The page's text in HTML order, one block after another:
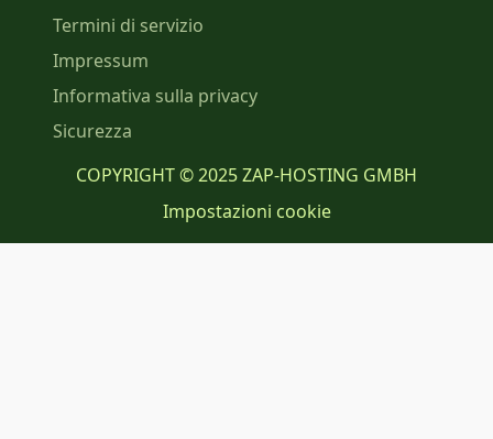
Termini di servizio
Impressum
Informativa sulla privacy
Sicurezza
COPYRIGHT © 2025 ZAP-HOSTING GMBH
Impostazioni cookie